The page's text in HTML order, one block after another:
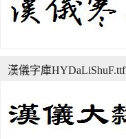
漢儀字庫HYDaLiShuF.ttf